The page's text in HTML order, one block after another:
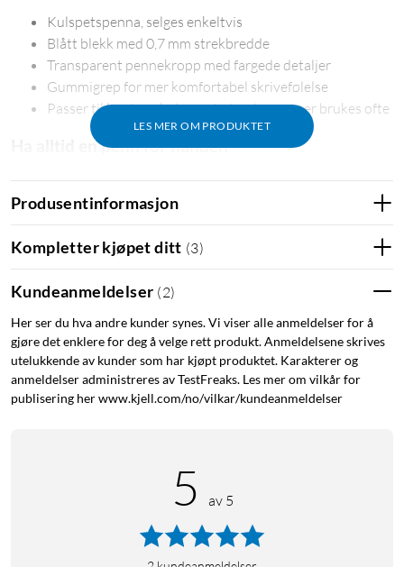
LES MER OM PRODUKTET
Kulspetspenna, selges enkeltvis
Blått blekk med 0,7 mm strekbredde
Transparent pennekropp med fargede detaljer
Gummigrep for mer komfortabel skrivefølelse
Passer til kontor, skole og steder der penner brukes ofte
Ha alltid en penn for hånden
Kulspetspennan er enkel å bruke til notater, skjemaer, lister og
signeringer. Klipsen gjør det enkelt å feste pennen i blokker,
mapper eller lommer.
Spesifikasjoner
Produkttype: Kulspetspenna
Antall: 1-pack
Blekkfarge: Blå
Strekbredde: 0,7 mm
Blekktype: Oljebasert blekk
Skrivelengde: 900 m
1 × Kulspetspenna med blått blekk
Produsentinformasjon
Kompletter kjøpet ditt (3)
Kundeanmeldelser (2)
Her ser du hva andre kunder synes. Vi viser alle anmeldelser for å
gjøre det enklere for deg å velge rett produkt. Anmeldelsene skrives
utelukkende av kunder som har kjøpt produktet. Karakterer og
anmeldelser administreres av TestFreaks. Les mer om vilkår for
publisering her www.kjell.com/no/vilkar/kundeanmeldelser
5 av 5